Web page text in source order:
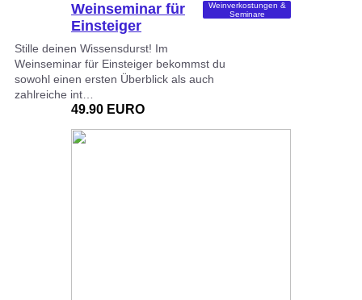
Weinseminar für
Einsteiger
Weinverkostungen &
Seminare
Stille deinen Wissensdurst! Im
Weinseminar für Einsteiger bekommst du
sowohl einen ersten Überblick als auch
zahlreiche int…
49.90 EURO